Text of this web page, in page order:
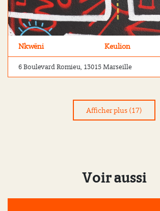
Nkwëni Keulion
6 Boulevard Romieu, 13015 Marseille
Afficher plus (17)
Voir aussi